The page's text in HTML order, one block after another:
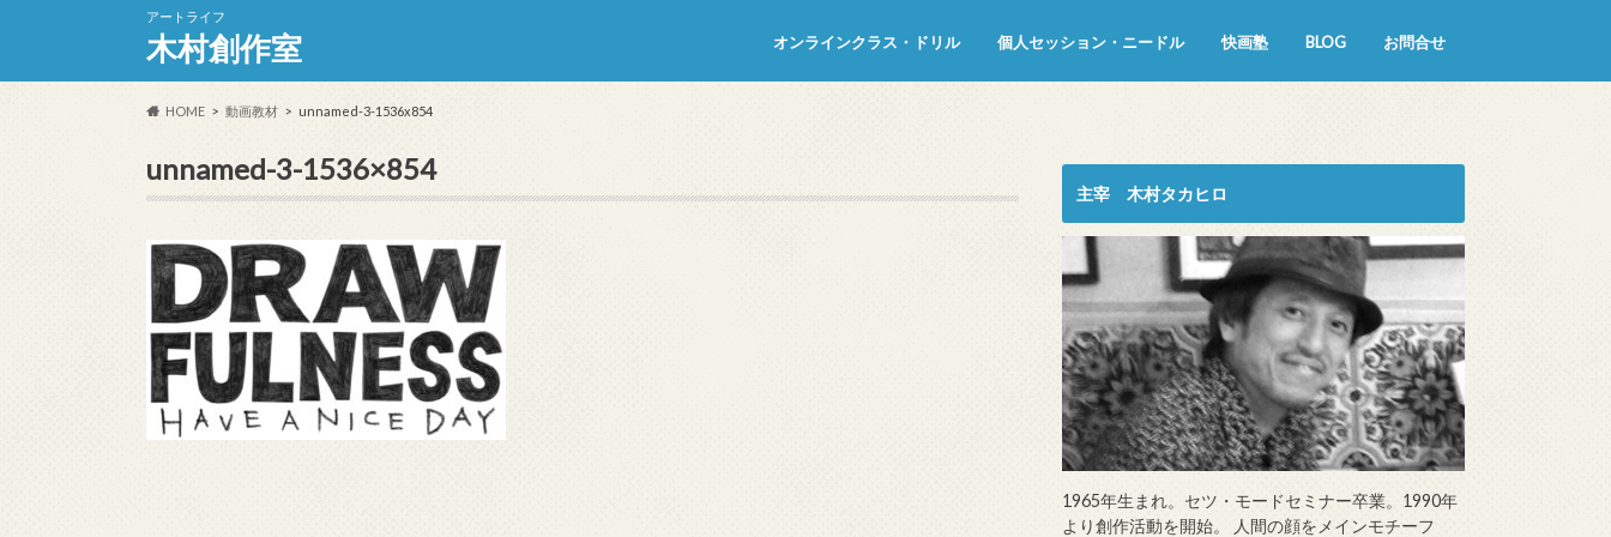
アートライフ
木村創作室 オンラインクラス・ドリル 個人セッション・ニードル 快画塾 BLOG お問合せ
HOME 動画教材 unnamed-3-1536x854
unnamed-3-1536×854
主宰 木村タカヒロ
1965年生まれ。セツ・モードセミナー卒業。1990年
より創作活動を開始。 人間の顔をメインモチーフ